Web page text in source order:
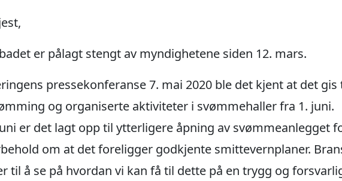
er pålagt stengt av myndighetene siden 12. mars.
pressekonferanse 7. mai 2020 ble det kjent at det
og organiserte aktiviteter i svømmehaller fra 1. juni.
er det lagt opp til ytterligere åpning av
om at det foreligger godkjente smittevernplaner.
til å se på hvordan vi kan få til dette på en trygg og